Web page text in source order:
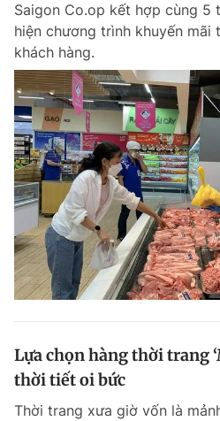
Saigon Co.op kết hợp cùng 5
hiện chương trình khuyến mãi
khách hàng.
Lựa chọn hàng thời trang
thời tiết oi bức
Thời trang xưa giờ vốn là